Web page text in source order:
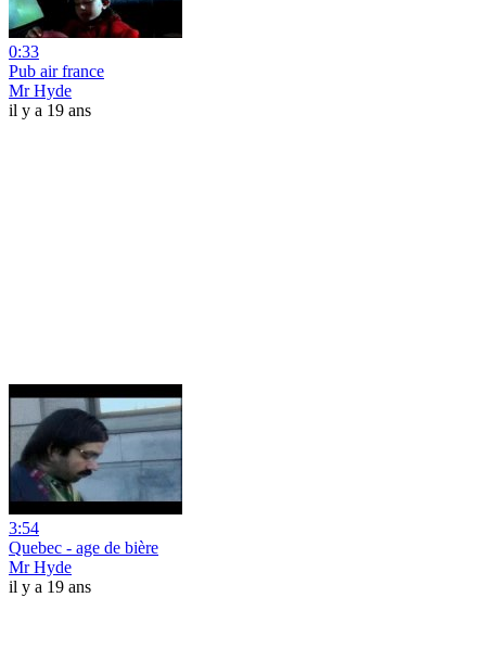
0:33
Pub air france
Mr Hyde
il y a 19 ans
3:54
Quebec - age de bière
Mr Hyde
il y a 19 ans